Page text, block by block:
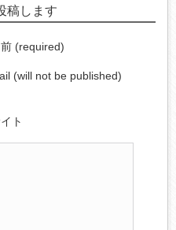
稿します
(required)
(will not be published)
ト